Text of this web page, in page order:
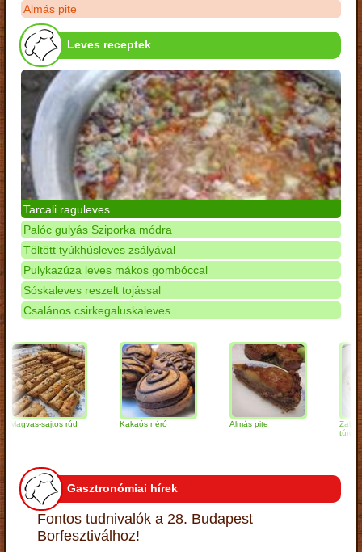
Almás pite
Leves receptek
Tarcali raguleves
Palóc gulyás Sziporka módra
Töltött tyúkhúsleves zsályával
Pulykazúza leves mákos gombóccal
Sóskaleves reszelt tojással
Csalános csirkegaluskaleves
sajtos rúd Kakaós néró Almás pite
Zabpelyhes
túrógombóc
Gasztronómiai hírek
Fontos tudnivalók a 28. Budapest
Borfesztiválhoz!